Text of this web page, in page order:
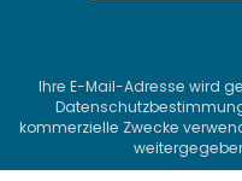
Ihre E-Mail-Adresse wird
kommerzielle Zwecke